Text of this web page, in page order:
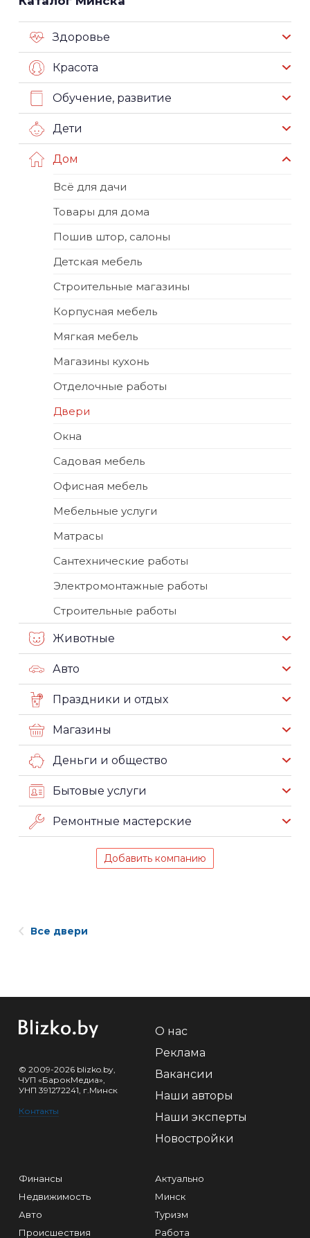
Здоровье
Красота
Обучение, развитие
Дети
Дом
Всё для дачи
Товары для дома
Пошив штор, салоны
Детская мебель
Строительные магазины
Корпусная мебель
Мягкая мебель
Магазины кухонь
Отделочные работы
Двери
Окна
Садовая мебель
Офисная мебель
Мебельные услуги
Матрасы
Сантехнические работы
Электромонтажные работы
Строительные работы
Животные
Авто
Праздники и отдых
Магазины
Деньги и общество
Бытовые услуги
Ремонтные мастерские
Добавить компанию
Все двери
© 2009-2026 blizko.by,
ЧУП «БарокМедиа»,
УНП 391272241, г.Минск
Контакты
О нас
Реклама
Вакансии
Наши авторы
Наши эксперты
Новостройки
Финансы
Недвижимость
Авто
Происшествия
Актуально
Минск
Туризм
Работа